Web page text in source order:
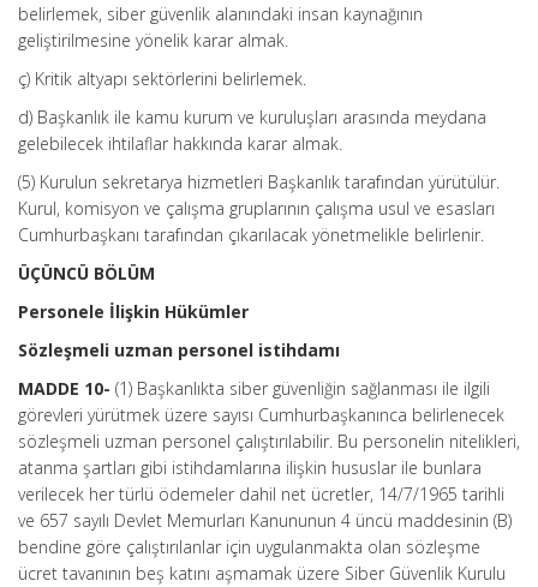
belirlemek, siber güvenlik alanındaki insan kaynağının
geliştirilmesine yönelik karar almak.
ç) Kritik altyapı sektörlerini belirlemek.
d) Başkanlık ile kamu kurum ve kuruluşları arasında meydana
gelebilecek ihtilaflar hakkında karar almak.
(5) Kurulun sekretarya hizmetleri Başkanlık tarafından yürütülür.
Kurul, komisyon ve çalışma gruplarının çalışma usul ve esasları
Cumhurbaşkanı tarafından çıkarılacak yönetmelikle belirlenir.
ÜÇÜNCÜ BÖLÜM
Personele İlişkin Hükümler
Sözleşmeli uzman personel istihdamı
MADDE 10- (1) Başkanlıkta siber güvenliğin sağlanması ile ilgili
görevleri yürütmek üzere sayısı Cumhurbaşkanınca belirlenecek
sözleşmeli uzman personel çalıştırılabilir. Bu personelin nitelikleri,
atanma şartları gibi istihdamlarına ilişkin hususlar ile bunlara
verilecek her türlü ödemeler dahil net ücretler, 14/7/1965 tarihli
ve 657 sayılı Devlet Memurları Kanununun 4 üncü maddesinin (B)
bendine göre çalıştırılanlar için uygulanmakta olan sözleşme
ücret tavanının beş katını aşmamak üzere Siber Güvenlik Kurulu